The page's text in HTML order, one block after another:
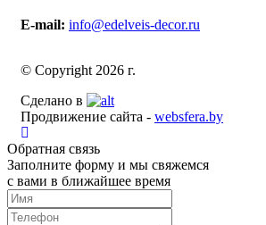
E-mail: info@edelveis-decor.ru
© Copyright 2026 г.
Сделано в
Продвижение сайта - websfera.by
Обратная связь
Заполните форму и мы свяжемся
с вами в ближайшее время